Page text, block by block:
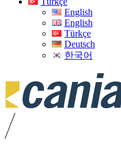
English
English
Türkçe
Deutsch
한국어